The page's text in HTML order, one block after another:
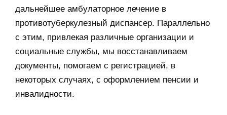
дальнейшее амбулаторное лечение в
противотуберкулезный диспансер. Параллельно
с этим, привлекая различные организации и
социальные службы, мы восстанавливаем
документы, помогаем с регистрацией, в
некоторых случаях, с оформлением пенсии и
инвалидности.